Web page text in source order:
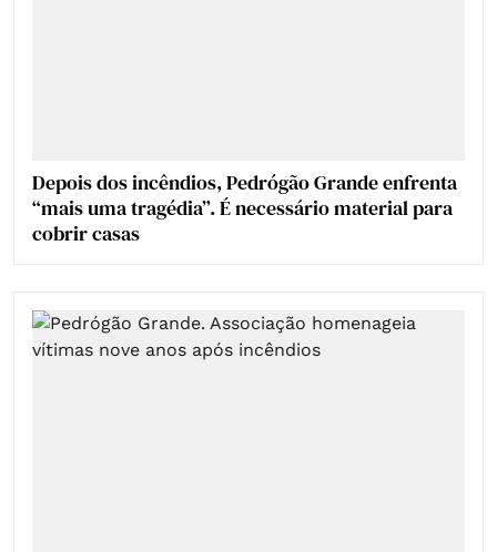
Depois dos incêndios, Pedrógão Grande enfrenta
“mais uma tragédia”. É necessário material para
cobrir casas